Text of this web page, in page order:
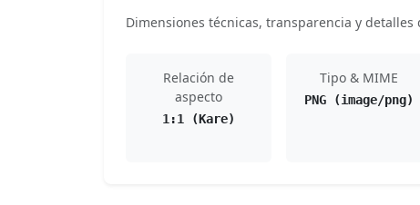
Dimensiones técnicas, transparencia y
Relación de
aspecto
1:1 (Kare)
Tipo & MIME
PNG (image/png)